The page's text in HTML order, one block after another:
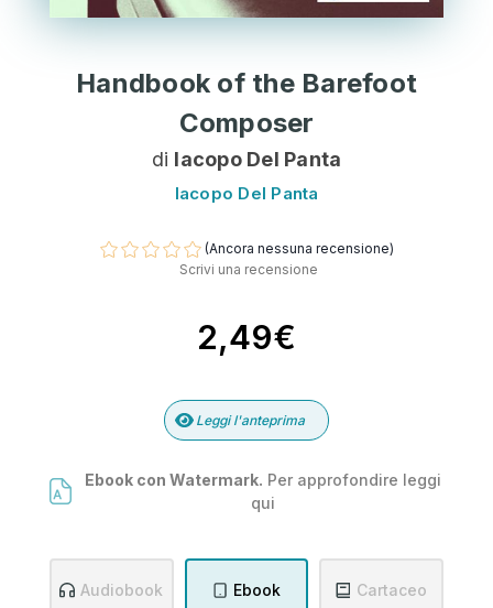
Handbook of the Barefoot
Composer
di Iacopo Del Panta
Iacopo Del Panta
(Ancora nessuna recensione)
Scrivi una recensione
2,49€
Leggi l'anteprima
Ebook con Watermark. Per approfondire leggi
qui
Audiobook
Ebook
Cartaceo